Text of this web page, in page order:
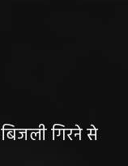
गिरने से